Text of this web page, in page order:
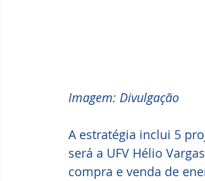
Imagem: Divulgação
A estratégia inclui 5
será a UFV Hélio
compra e venda de